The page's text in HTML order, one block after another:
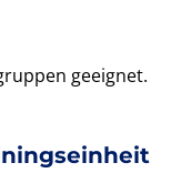
geeignet.